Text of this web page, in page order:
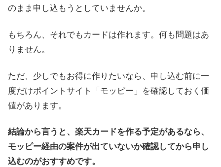
のまま申し込もうとしていませんか。
もちろん、それでもカードは作れます。何も問題はあ
りません。
ただ、少しでもお得に作りたいなら、申し込む前に一
度だけポイントサイト「モッピー」を確認しておく価
値があります。
結論から言うと、楽天カードを作る予定があるなら、
モッピー経由の案件が出ていないか確認してから申し
込むのがおすすめです。